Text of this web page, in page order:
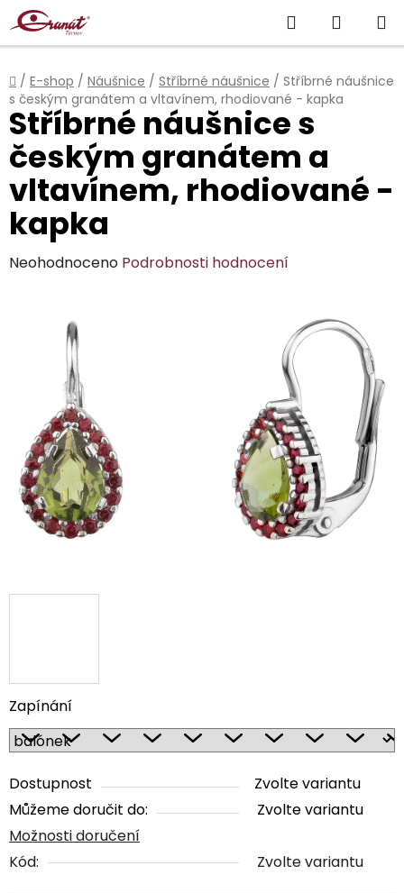
Přejít
na
obsah
Hledat
KOŠÍK
Domů
/ E-shop / Náušnice / Stříbrné náušnice / Stříbrné náušnice
s českým granátem a vltavínem, rhodiované - kapka
Zapínání
Dostupnost
Zvolte variantu
Můžeme doručit do:
Zvolte variantu
Možnosti doručení
Kód:
Zvolte variantu
Stříbrné náušnice s
českým granátem a
vltavínem, rhodiované -
kapka
Průměrné
hvězdiček.
Neohodnoceno Podrobnosti hodnocení